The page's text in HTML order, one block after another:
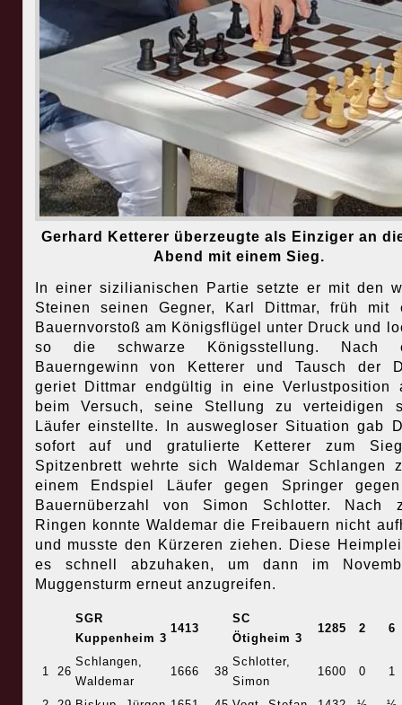
Gerhard Ketterer überzeugte als Einziger an
Abend mit einem Sieg.
In einer sizilianischen Partie setzte er mit den
Steinen seinen Gegner, Karl Dittmar, früh mit
Bauernvorstoß am Königsflügel unter Druck und
so die schwarze Königsstellung. Nach
Bauerngewinn von Ketterer und Tausch der
geriet Dittmar endgültig in eine Verlustposition
beim Versuch, seine Stellung zu verteidigen
Läufer einstellte. In auswegloser Situation gab
sofort auf und gratulierte Ketterer zum
Spitzenbrett wehrte sich Waldemar Schlangen
einem Endspiel Läufer gegen Springer
Bauernüberzahl von Simon Schlotter. Nach
Ringen konnte Waldemar die Freibauern nicht
und musste den Kürzeren ziehen. Diese
es schnell abzuhaken, um dann im
Muggensturm erneut anzugreifen.
SGR
Kuppenheim 3
1413
SC
Ötigheim 3
1285 2 6
1 26
Schlangen,
Waldemar
1666 38
Schlotter,
Simon
1600 0 1